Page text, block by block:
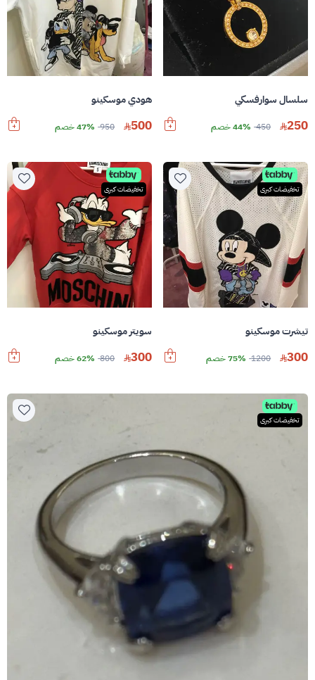
سلسال سوارفسكي
250
450 44% خصم
هودي موسكينو
500
950 47% خصم
تخفيضات كبرى
تيشرت موسكينو
300
1200 75% خصم
تخفيضات كبرى
سويتر موسكينو
300
800 62% خصم
تخفيضات كبرى